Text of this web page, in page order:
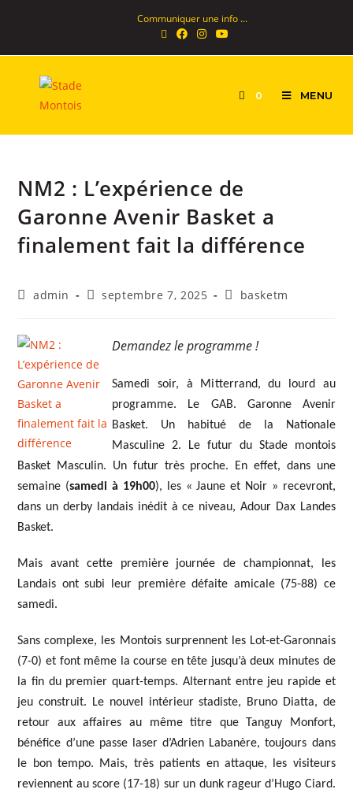
Communiquer une info ...
0 MENU
NM2 : L’expérience de
Garonne Avenir Basket a
finalement fait la différence
admin septembre 7, 2025 basketm
Demandez le programme !
Samedi soir, à Mitterrand, du lourd au
programme. Le GAB. Garonne Avenir
Basket. Un habitué de la Nationale
Masculine 2. Le futur du Stade montois
Basket Masculin. Un futur très proche. En effet, dans une
semaine (samedi à 19h00), les « Jaune et Noir » recevront,
dans un derby landais inédit à ce niveau, Adour Dax Landes
Basket.
Mais avant cette première journée de championnat, les
Landais ont subi leur première défaite amicale (75-88) ce
samedi.
Sans complexe, les Montois surprennent les Lot-et-Garonnais
(7-0) et font même la course en tête jusqu’à deux minutes de
la fin du premier quart-temps. Alternant entre jeu rapide et
jeu construit. Le nouvel intérieur stadiste, Bruno Diatta, de
retour aux affaires au même titre que Tanguy Monfort,
bénéfice d’une passe laser d’Adrien Labanère, toujours dans
le bon tempo. Mais, très patients en attaque, les visiteurs
reviennent au score (17-18) sur un dunk rageur d’Hugo Ciard.